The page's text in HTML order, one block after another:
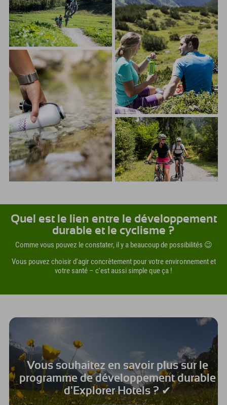
Quel est le lien entre le développement
durable et le cyclisme ?
Comme vous pouvez le constater, il y a beaucoup de possibilités 😉
Vous pouvez choisir d'agir concrètement pour votre environnement et
votre santé – c'est aussi simple que ça !
Vous souhaitez en savoir plus sur le
programme de développement durable
d'Explorer Hotels ? ✔